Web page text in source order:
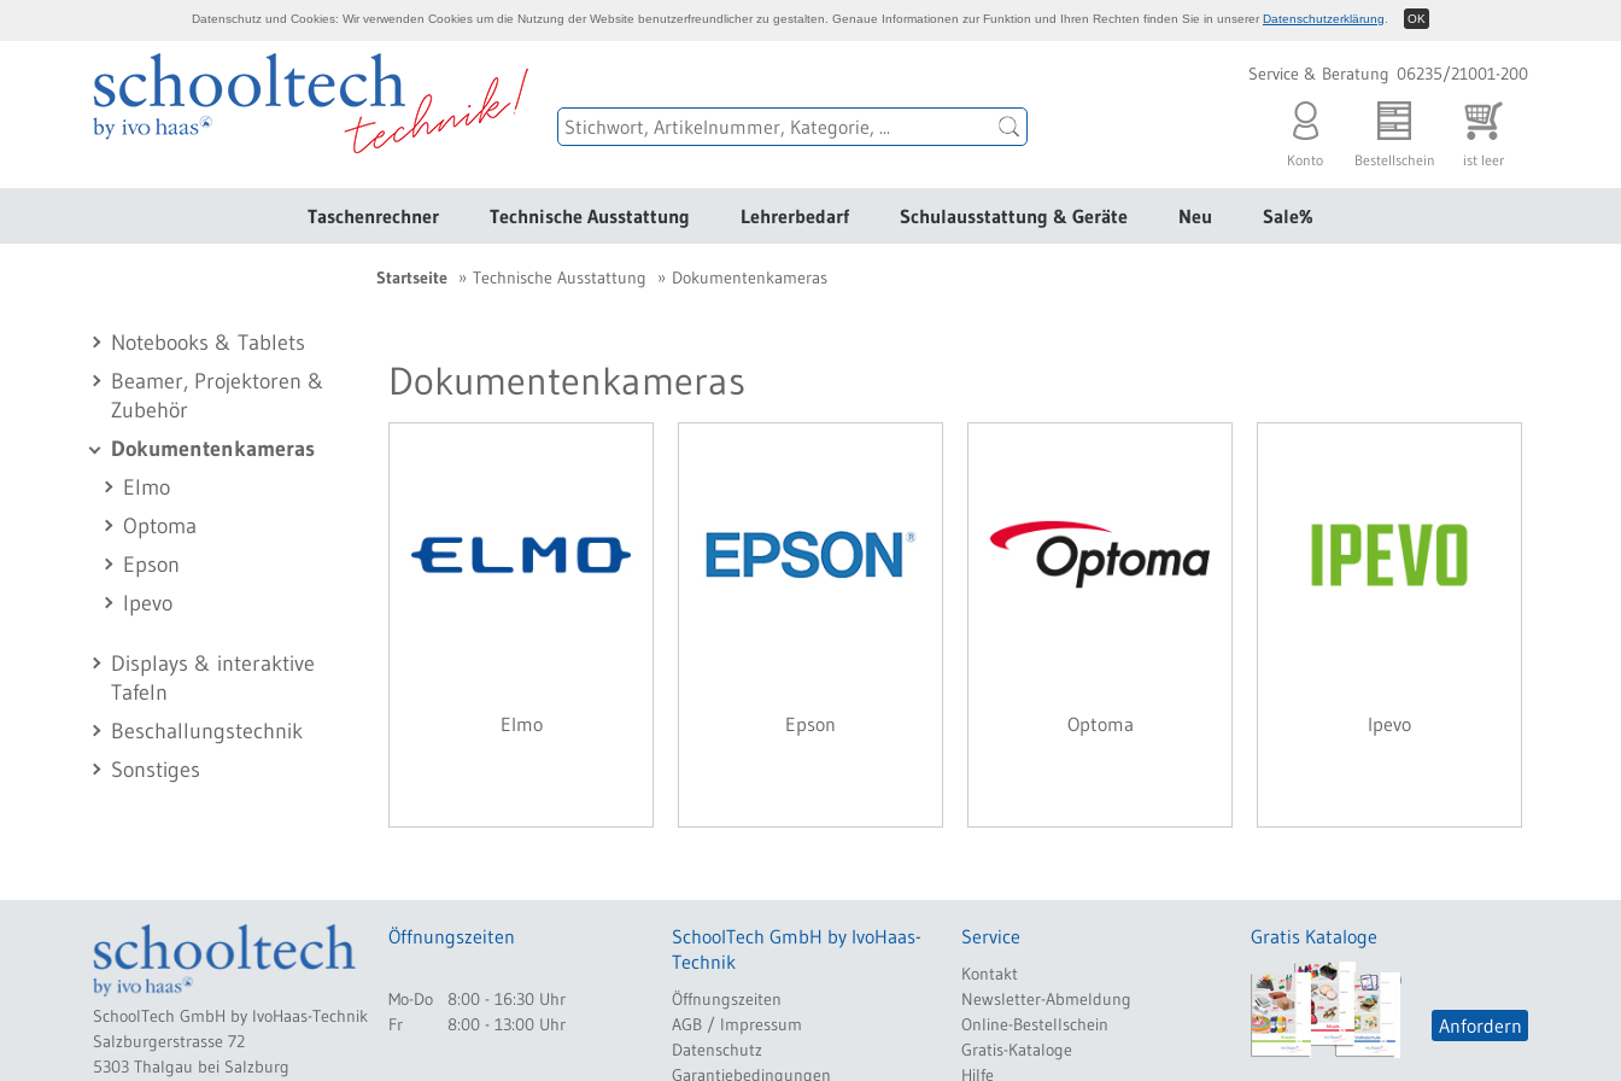
Service & Beratung 06235/21001-200
Konto Bestellschein ist leer
Taschenrechner Technische Ausstattung Lehrerbedarf Schulausstattung & Geräte Neu Sale%
Notebooks & Tablets
Beamer, Projektoren &
Zubehör
Dokumentenkameras
Elmo
Optoma
Epson
Ipevo
Displays & interaktive
Tafeln
Beschallungstechnik
Sonstiges
Startseite Technische Ausstattung Dokumentenkameras
Dokumentenkameras
Elmo Epson Optoma Ipevo
SchoolTech GmbH by IvoHaas-Technik
Salzburgerstrasse 72
5303 Thalgau bei Salzburg
Öffnungszeiten
Mo-Do
8:00 - 16:30 Uhr
Fr
8:00 - 13:00 Uhr
SchoolTech GmbH by IvoHaas-
Technik
Öffnungszeiten
AGB / Impressum
Datenschutz
Garantiebedingungen
Service
Kontakt
Newsletter-Abmeldung
Online-Bestellschein
Gratis-Kataloge
Hilfe
Gratis Kataloge
Anfordern
Datenschutz und Cookies: Wir verwenden Cookies um die Nutzung der Website benutzerfreundlicher zu gestalten. Genaue Informationen zur Funktion und Ihren Rechten finden Sie in unserer Datenschutzerklärung OK